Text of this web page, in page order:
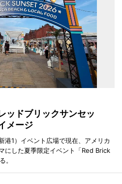
ッドブリックサンセッ
メージ
港1）イベント広場で現在、アメリカ
にした夏季限定イベント「Red Brick
。